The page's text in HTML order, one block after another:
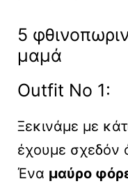
5
μαμά
Outfit No 1:
Ξεκινάμε με
έχουμε σχεδόν
Ένα μαύρο